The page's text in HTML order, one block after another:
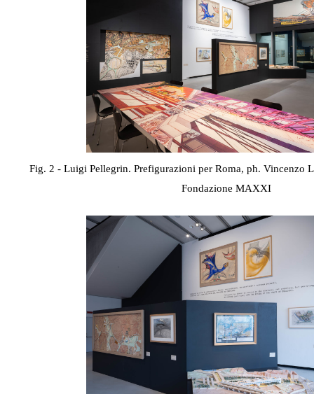
Fig. 2 - Luigi Pellegrin. Prefigurazioni per Roma, ph. Vincenzo
Fondazione MAXXI